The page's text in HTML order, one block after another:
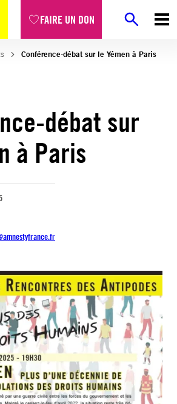
FAIRE UN DON
Conférence-débat sur le Yémen à Paris
débat sur
à Paris